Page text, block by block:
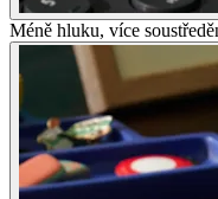
Méně hluku, více